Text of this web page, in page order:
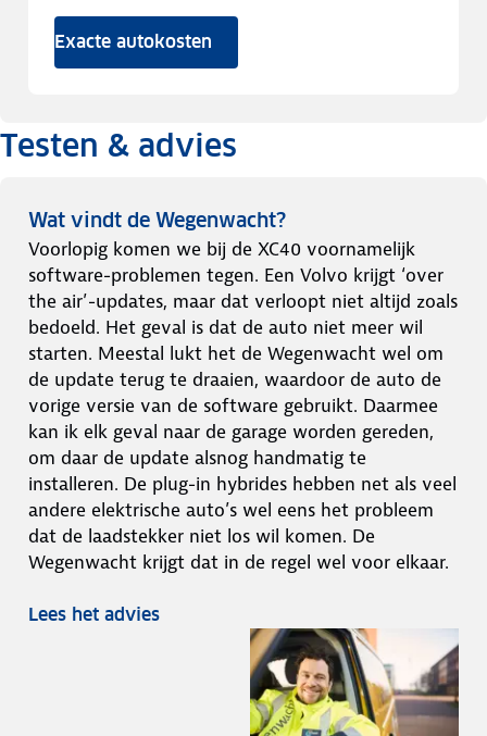
Exacte autokosten
Testen & advies
Wat vindt de Wegenwacht?
Voorlopig komen we bij de XC40 voornamelijk
software-problemen tegen. Een Volvo krijgt ‘over
the air’-updates, maar dat verloopt niet altijd zoals
bedoeld. Het geval is dat de auto niet meer wil
starten. Meestal lukt het de Wegenwacht wel om
de update terug te draaien, waardoor de auto de
vorige versie van de software gebruikt. Daarmee
kan ik elk geval naar de garage worden gereden,
om daar de update alsnog handmatig te
installeren. De plug-in hybrides hebben net als veel
andere elektrische auto’s wel eens het probleem
dat de laadstekker niet los wil komen. De
Wegenwacht krijgt dat in de regel wel voor elkaar.
Lees het advies